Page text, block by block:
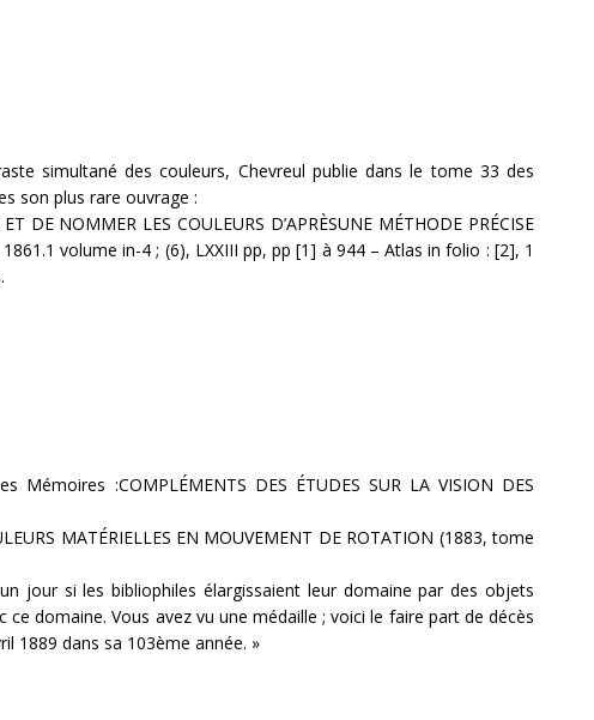
simultané des couleurs, Chevreul publie dans le tome 33 des
son plus rare ouvrage :
DE NOMMER LES COULEURS D’APRÈSUNE MÉTHODE PRÉCISE
1861.1 volume in-4 ; (6), LXXIII pp, pp [1] à 944 – Atlas in folio : [2], 1
Mémoires :COMPLÉMENTS DES ÉTUDES SUR LA VISION DES
MATÉRIELLES EN MOUVEMENT DE ROTATION (1883, tome
jour si les bibliophiles élargissaient leur domaine par des objets
domaine. Vous avez vu une médaille ; voici le faire part de décès
1889 dans sa 103ème année. »